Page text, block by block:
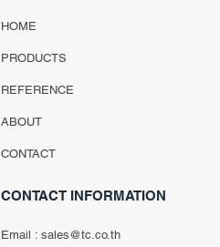
HOME
PRODUCTS
REFERENCE
ABOUT
CONTACT
CONTACT INFORMATION
Email : sales@tc.co.th